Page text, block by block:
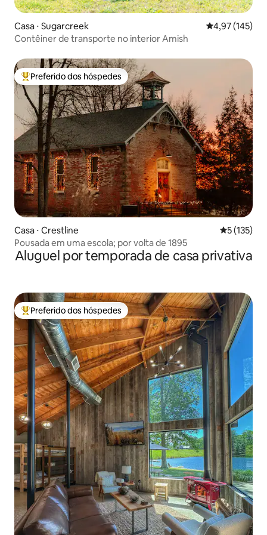
Casa ⋅ Sugarcreek 4,97 de uma
4,97 (145)
Contêiner de transporte no interior Amish
Entre os melhores preferidos dos hóspedes
Preferido dos hóspedes
Casa ⋅ Crestline 5 de uma
5 (135)
Pousada em uma escola; por volta de 1895
Aluguel por temporada de casa privativa
Entre os melhores preferidos dos hóspedes
Preferido dos hóspedes